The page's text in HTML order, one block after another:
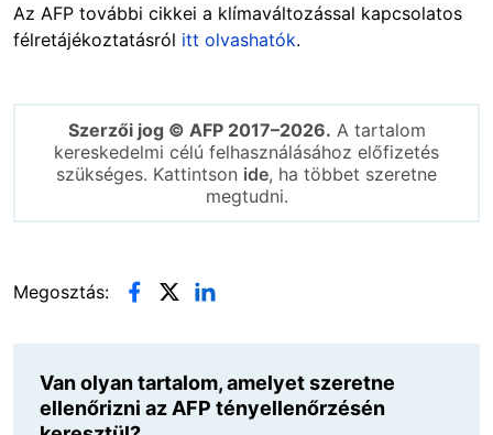
Az AFP további cikkei a klímaváltozással kapcsolatos
félretájékoztatásról itt olvashatók.
Szerzői jog © AFP 2017–2026. A tartalom
kereskedelmi célú felhasználásához előfizetés
szükséges. Kattintson ide, ha többet szeretne
megtudni.
Megosztás:
Van olyan tartalom, amelyet szeretne
ellenőrizni az AFP tényellenőrzésén